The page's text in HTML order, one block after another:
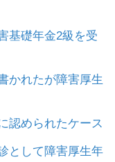
基礎年金2級を受
かれたが障害厚生
認められたケース
として障害厚生年